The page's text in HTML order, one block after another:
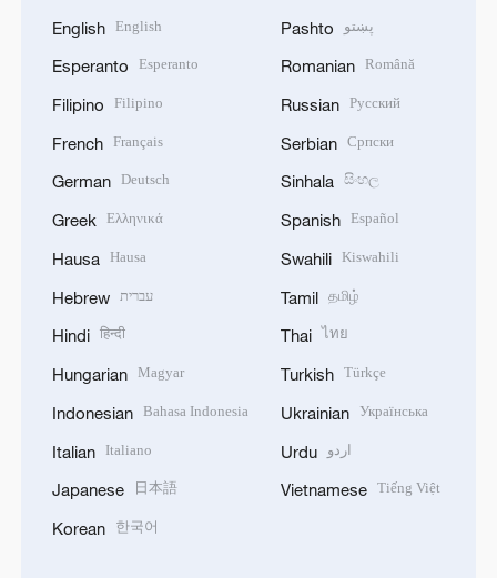
English English
Esperanto Esperanto
Filipino Filipino
French Français
German Deutsch
Greek Ελληνικά
Hausa Hausa
Hebrew עברית
Hindi हिन्दी
Hungarian Magyar
Indonesian Bahasa Indonesia
Italian Italiano
Japanese 日本語
Korean 한국어
Pashto پښتو
Romanian Română
Russian Русский
Serbian Српски
Sinhala සිංහල
Spanish Español
Swahili Kiswahili
Tamil தமிழ்
Thai ไทย
Turkish Türkçe
Ukrainian Українська
Urdu اردو
Vietnamese Tiếng Việt